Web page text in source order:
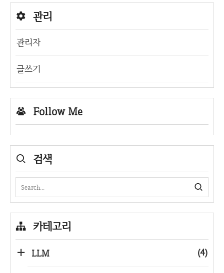
관리
관리자
글쓰기
Follow Me
검색
카테고리
LLM (4)